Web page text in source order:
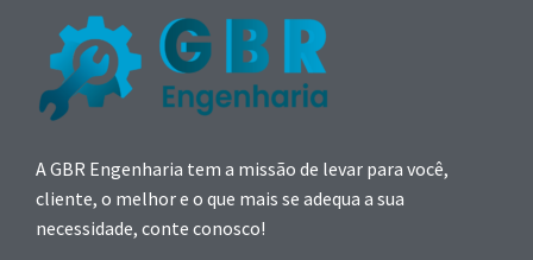
A GBR Engenharia tem a missão de levar para você,
cliente, o melhor e o que mais se adequa a sua
necessidade, conte conosco!